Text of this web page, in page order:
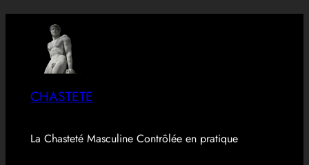
CHASTETE
La Chasteté Masculine Contrôlée en pratique